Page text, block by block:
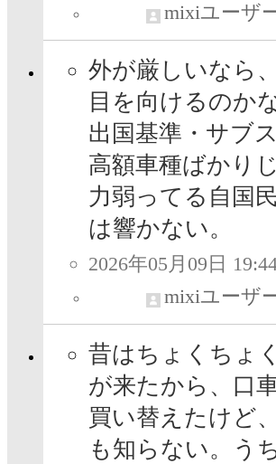
mixiユーザ
外が厳しいなら
目を向けるのか
出国基準・サブ
高額車種ばかり
力弱ってる自国
は響かない。
2026年05月09日
mixiユーザ
昔はちょくちょ
が来たから、口
買い替えたけど
も知らない。う